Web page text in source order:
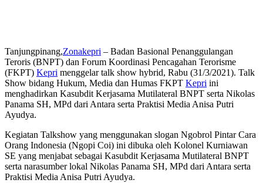
Tanjungpinang,Zonakepri – Badan Basional Penanggulangan
Teroris (BNPT) dan Forum Koordinasi Pencagahan Terorisme
(FKPT) Kepri menggelar talk show hybrid, Rabu (31/3/2021). Talk
Show bidang Hukum, Media dan Humas FKPT Kepri ini
menghadirkan Kasubdit Kerjasama Mutilateral BNPT serta Nikolas
Panama SH, MPd dari Antara serta Praktisi Media Anisa Putri
Ayudya.
Kegiatan Talkshow yang menggunakan slogan Ngobrol Pintar Cara
Orang Indonesia (Ngopi Coi) ini dibuka oleh Kolonel Kurniawan
SE yang menjabat sebagai Kasubdit Kerjasama Mutilateral BNPT
serta narasumber lokal Nikolas Panama SH, MPd dari Antara serta
Praktisi Media Anisa Putri Ayudya.